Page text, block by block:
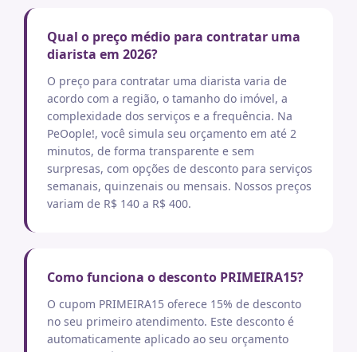
Qual o preço médio para contratar uma
diarista em 2026?
O preço para contratar uma diarista varia de
acordo com a região, o tamanho do imóvel, a
complexidade dos serviços e a frequência. Na
PeOople!, você simula seu orçamento em até 2
minutos, de forma transparente e sem
surpresas, com opções de desconto para serviços
semanais, quinzenais ou mensais. Nossos preços
variam de R$ 140 a R$ 400.
Como funciona o desconto PRIMEIRA15?
O cupom PRIMEIRA15 oferece 15% de desconto
no seu primeiro atendimento. Este desconto é
automaticamente aplicado ao seu orçamento